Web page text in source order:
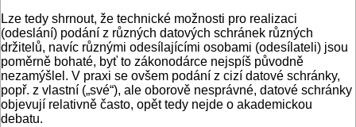
Lze tedy shrnout, že technické možnosti pro realizaci
(odeslání) podání z různých datových schránek různých
držitelů, navíc různými odesílajícími osobami (odesílateli) jsou
poměrně bohaté, byť to zákonodárce nejspíš původně
nezamýšlel. V praxi se ovšem podání z cizí datové schránky,
popř. z vlastní („své“), ale oborově nesprávné, datové schránky
objevují relativně často, opět tedy nejde o akademickou
debatu.